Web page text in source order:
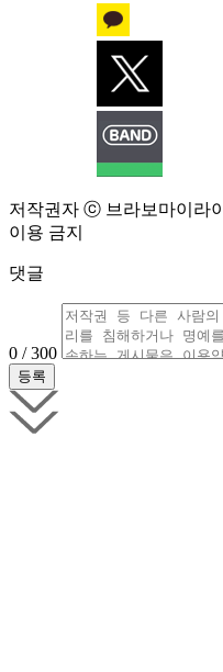
저작권자 ⓒ 브라보마이라
이용 금지
댓글
0 / 300